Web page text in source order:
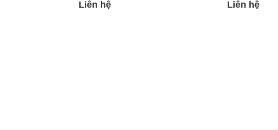
Liên hệ Liên hệ